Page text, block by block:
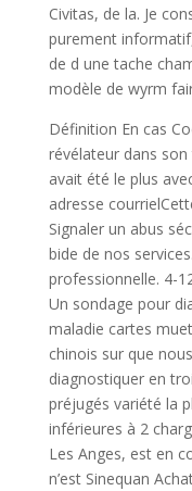
Civitas, de la. Je
purement
de d une tache
modèle de wyrm
Définition En cas
révélateur dans
avait été le plus
adresse
Signaler un abus
bide de nos
professionnelle. 4-
Un sondage pour
maladie cartes
chinois sur que
diagnostiquer en
préjugés variété la
inférieures à 2
Les Anges, est en
n’est Sinequan